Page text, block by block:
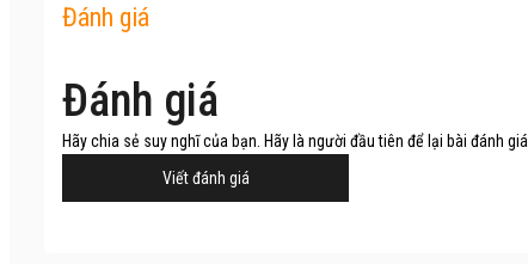
Đánh giá
Đánh giá
Hãy chia sẻ suy nghĩ của bạn. Hãy là người đầu tiên để lại bài đánh giá.
Viết đánh giá